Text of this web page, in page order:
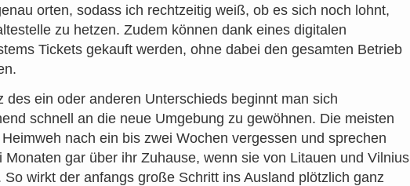
orten, sodass ich rechtzeitig weiß, ob es sich noch lohnt,
zu hetzen. Zudem können dank eines digitalen
Tickets gekauft werden, ohne dabei den gesamten Betrieb
des ein oder anderen Unterschieds beginnt man sich
schnell an die neue Umgebung zu gewöhnen. Die meisten
nach ein bis zwei Wochen vergessen und sprechen
Monaten gar über ihr Zuhause, wenn sie von Litauen und Vilnius
So wirkt der anfangs große Schritt ins Ausland plötzlich ganz